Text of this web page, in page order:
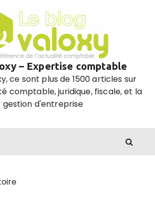
– Expertise comptable
ce sont plus de 1500 articles sur
comptable, juridique, fiscale, et la
gestion d'entreprise